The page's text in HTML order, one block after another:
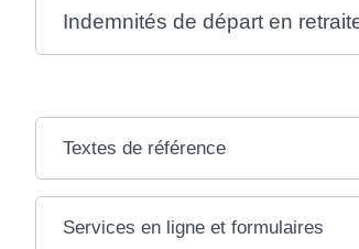
Indemnités de départ en
Textes de référence
Services en ligne et formulaires